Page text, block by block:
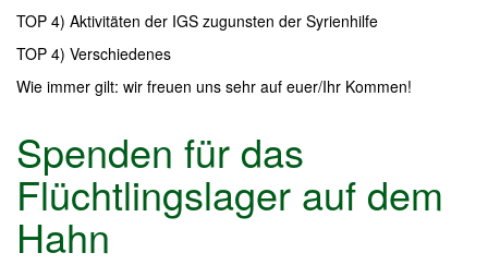
TOP 4) Aktivitäten der IGS zugunsten der Syrienhilfe
TOP 4) Verschiedenes
Wie immer gilt: wir freuen uns sehr auf euer/Ihr Kommen!
Spenden für das
Flüchtlingslager auf dem
Hahn